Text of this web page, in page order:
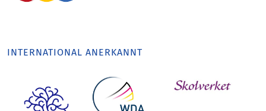
INTERNATIONAL ANERKANNT